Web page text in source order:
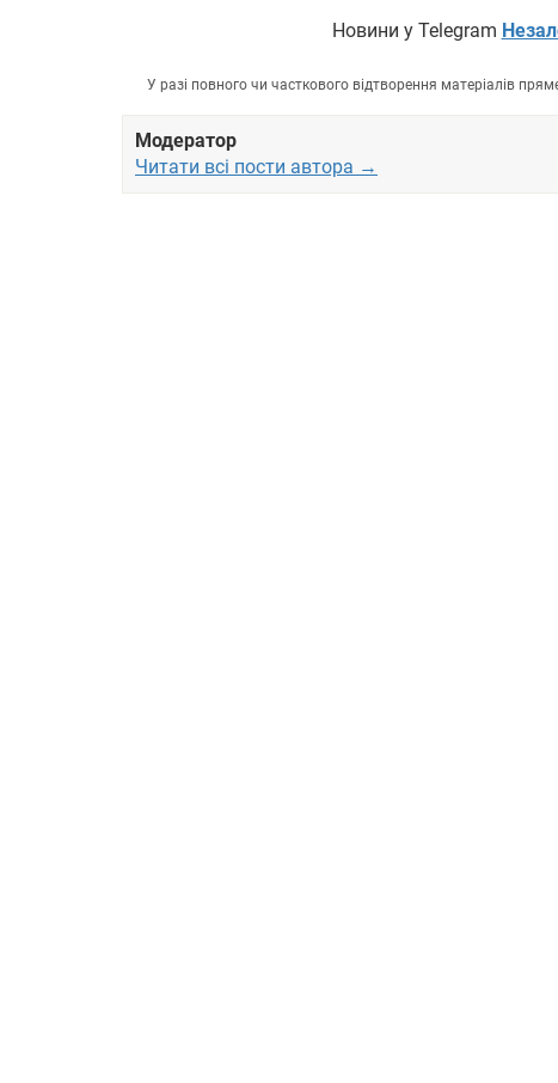
Новини у Telegram
У разі повного чи часткового відтворення матеріалів
Модератор
Читати всі пости автора →